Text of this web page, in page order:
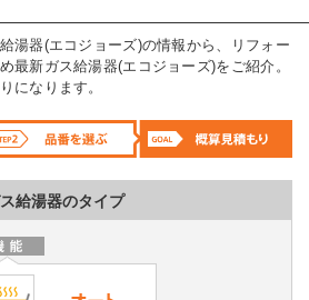
湯器(エコジョーズ)の情報から、リフォー
最新ガス給湯器(エコジョーズ)をご紹介。
になります。
給湯器のタイプ